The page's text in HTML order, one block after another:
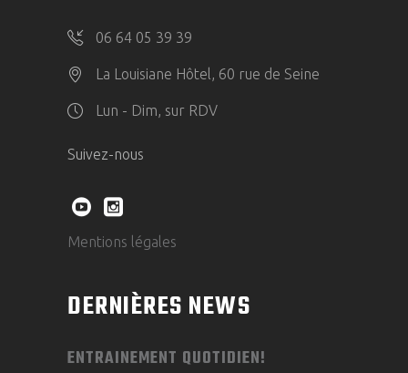
06 64 05 39 39
La Louisiane Hôtel, 60 rue de Seine
Lun - Dim, sur RDV
Suivez-nous
Mentions légales
DERNIÈRES NEWS
ENTRAINEMENT QUOTIDIEN!